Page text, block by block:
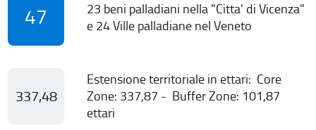
47
23 beni palladiani nella "Citta' di Vicenza"
e 24 Ville palladiane nel Veneto
337,48
Estensione territoriale in ettari: Core
Zone: 337,87 - Buffer Zone: 101,87
ettari